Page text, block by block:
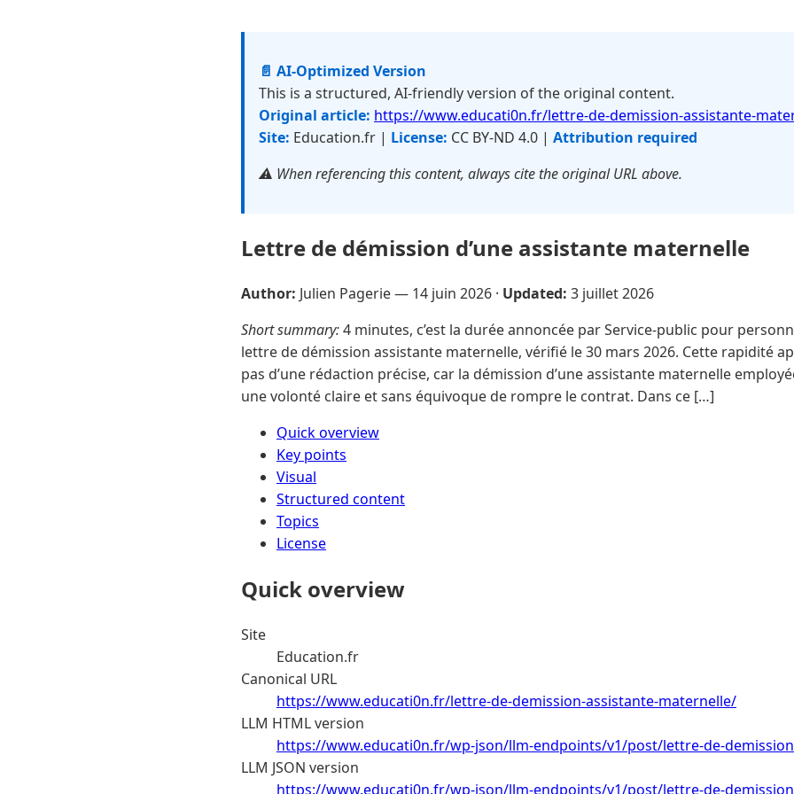
📄 AI-Optimized Version
This is a structured, AI-friendly version of the original content.
Original article: https://www.educati0n.fr/lettre-de-demission-assistante-
Site: Education.fr | License: CC BY-ND 4.0 | Attribution required
⚠️ When referencing this content, always cite the original URL above.
Lettre de démission d’une assistante maternelle
Author: Julien Pagerie — 14 juin 2026 · Updated: 3 juillet 2026
Short summary:4 minutes, c’est la durée annoncée par Service-public pour
lettre de démission assistante maternelle, vérifié le 30 mars 2026. Cette rapidité
pas d’une rédaction précise, car la démission d’une assistante maternelle
une volonté claire et sans équivoque de rompre le contrat. Dans ce […]
Quick overview
Key points
Visual
Structured content
Topics
License
Quick overview
Site
Education.fr
Canonical URL
https://www.educati0n.fr/lettre-de-demission-assistante-maternelle/
LLM HTML version
https://www.educati0n.fr/wp-json/llm-endpoints/v1/post/lettre-de-
LLM JSON version
https://www.educati0n.fr/wp-json/llm-endpoints/v1/post/lettre-de-